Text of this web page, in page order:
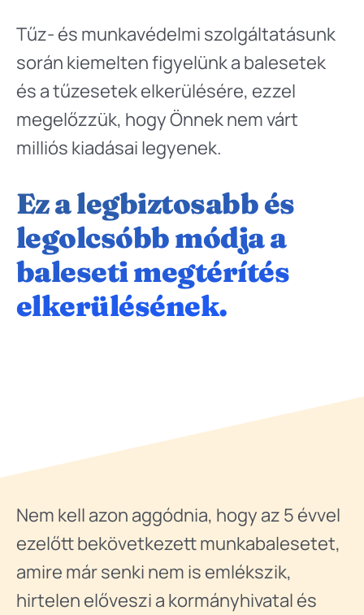
Tűz- és munkavédelmi szolgáltatásunk
során kiemelten figyelünk a balesetek
és a tűzesetek elkerülésére, ezzel
megelőzzük, hogy Önnek nem várt
milliós kiadásai legyenek.
Ez a legbiztosabb és
legolcsóbb módja a
baleseti megtérítés
elkerülésének.
Nem kell azon aggódnia, hogy az 5 évvel
ezelőtt bekövetkezett munkabalesetet,
amire már senki nem is emlékszik,
hirtelen előveszi a kormányhivatal és